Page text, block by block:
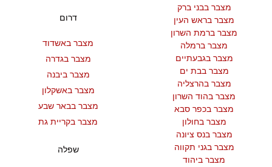
מצבר בבני ברק
מצבר בראש העין
מצבר ברמת השרון
מצבר ברמלה
מצבר בגבעתיים
מצבר בבת ים
מצבר בהרצליה
מצבר בהוד השרון
מצבר בכפר סבא
מצבר בחולון
מצבר בנס ציונה
מצבר בגני תקווה
מצבר ביהוד
דרום
מצבר באשדוד
מצבר בגדרה
מצבר ביבנה
מצבר באשקלון
מצבר בבאר שבע
מצבר בקריית גת
שפלה